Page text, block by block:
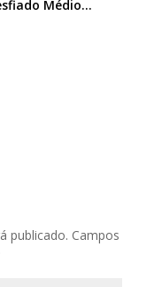
Médio…
publicado. Campos